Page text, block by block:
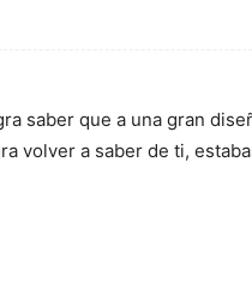
saber que a una gran
volver a saber de ti,